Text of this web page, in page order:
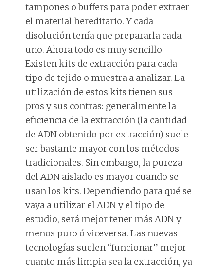
tampones o buffers para poder extraer
el material hereditario. Y cada
disolución tenía que prepararla cada
uno. Ahora todo es muy sencillo.
Existen kits de extracción para cada
tipo de tejido o muestra a analizar. La
utilización de estos kits tienen sus
pros y sus contras: generalmente la
eficiencia de la extracción (la cantidad
de ADN obtenido por extracción) suele
ser bastante mayor con los métodos
tradicionales. Sin embargo, la pureza
del ADN aislado es mayor cuando se
usan los kits. Dependiendo para qué se
vaya a utilizar el ADN y el tipo de
estudio, será mejor tener más ADN y
menos puro ó viceversa. Las nuevas
tecnologías suelen “funcionar” mejor
cuanto más limpia sea la extracción, ya